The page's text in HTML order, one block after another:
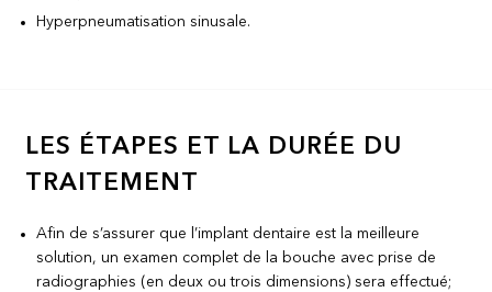
Hyperpneumatisation sinusale.
LES ÉTAPES ET LA DURÉE DU
TRAITEMENT
Afin de s’assurer que l’implant dentaire est la meilleure
solution, un examen complet de la bouche avec prise de
radiographies (en deux ou trois dimensions) sera effectué;